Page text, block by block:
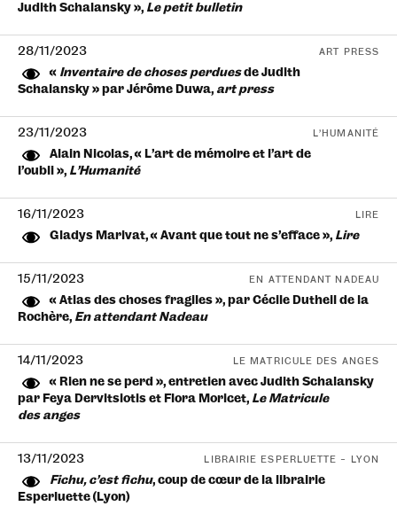
Judith Schalansky », Le petit bulletin
28/11/2023
« Inventaire de choses perduesde Judith
Schalansky » par Jérôme Duwa, art press
ART PRESS
23/11/2023
Alain Nicolas, « L’art de mémoire et l’art de
l’oubli », L’Humanité
L’HUMANITÉ
16/11/2023
Gladys Marivat, « Avant que tout ne s’efface », Lire
LIRE
15/11/2023
« Atlas des choses fragiles », par Cécile Dutheil de la
Rochère, En attendant Nadeau
EN ATTENDANT NADEAU
14/11/2023
« Rien ne se perd », entretien avec Judith Schalansky
par Feya Dervitsiotis et Flora Moricet, Le Matricule
des anges
LE MATRICULE DES ANGES
13/11/2023
Fichu, c’est fichu, coup de cœur de la librairie
Esperluette (Lyon)
LIBRAIRIE ESPERLUETTE – LYON